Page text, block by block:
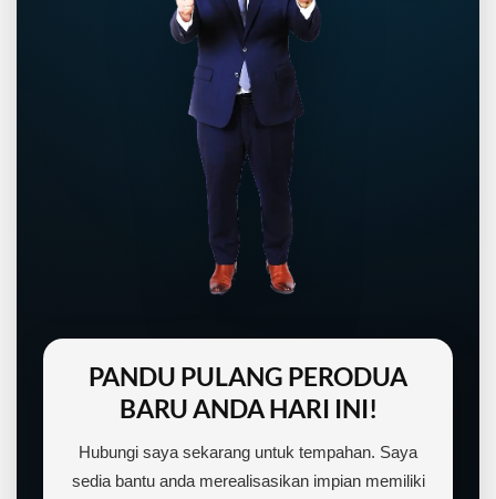
PANDU PULANG PERODUA
BARU ANDA HARI INI!
Hubungi saya sekarang untuk tempahan. Saya
sedia bantu anda merealisasikan impian memiliki